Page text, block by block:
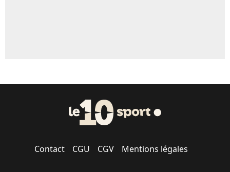
Contact CGU CGV Mentions légales